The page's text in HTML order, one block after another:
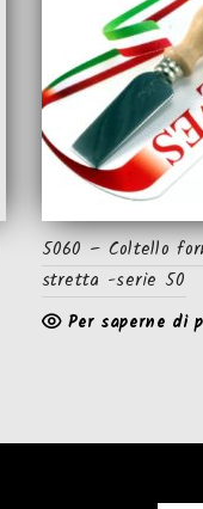
5060 – Coltello
stretta -serie 50
Per saperne di